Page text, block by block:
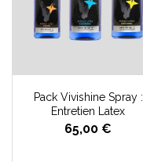
Pack Vivishine Spray :
Entretien Latex
65,00 €